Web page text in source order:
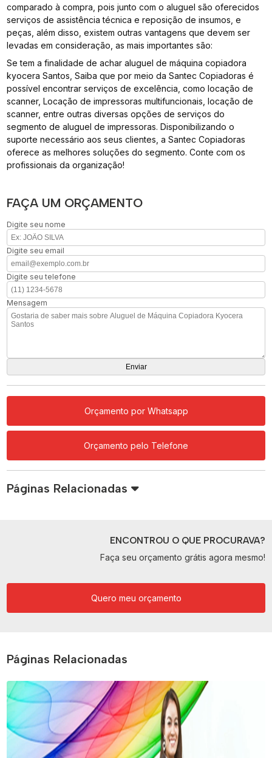
comparado à compra, pois junto com o aluguel são oferecidos
serviços de assistência técnica e reposição de insumos, e
peças, além disso, existem outras vantagens que devem ser
levadas em consideração, as mais importantes são:
Se tem a finalidade de achar aluguel de máquina copiadora
kyocera Santos, Saiba que por meio da Santec Copiadoras é
possível encontrar serviços de excelência, como locação de
scanner, Locação de impressoras multifuncionais, locação de
scanner, entre outras diversas opções de serviços do
segmento de aluguel de impressoras. Disponibilizando o
suporte necessário aos seus clientes, a Santec Copiadoras
oferece as melhores soluções do segmento. Conte com os
profissionais da organização!
FAÇA UM ORÇAMENTO
Digite seu nome
Digite seu email
Digite seu telefone
Mensagem
Orçamento por Whatsapp
Orçamento pelo Telefone
Páginas Relacionadas
ENCONTROU O QUE PROCURAVA?
Faça seu orçamento grátis agora mesmo!
Quero meu orçamento
Páginas Relacionadas